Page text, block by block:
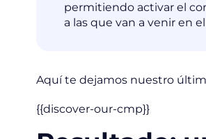
permitiendo activar el
a las que van a venir en
Aquí te dejamos nuestro
{{discover-our-cmp}}